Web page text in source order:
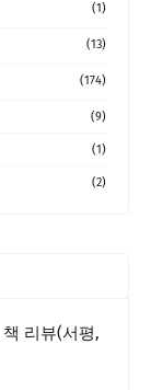
(1)
(13)
(174)
(9)
(1)
(2)
리뷰(서평,